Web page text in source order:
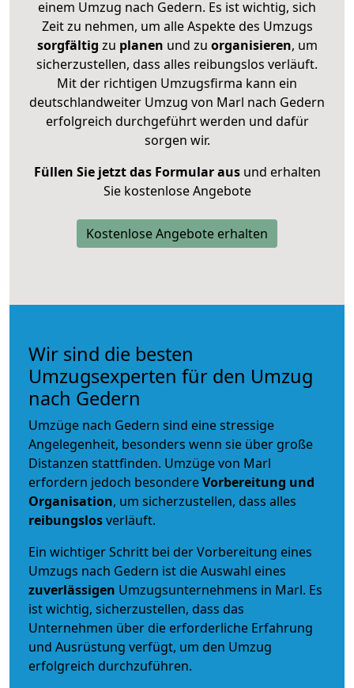
einem Umzug nach Gedern. Es ist wichtig, sich
Zeit zu nehmen, um alle Aspekte des Umzugs
sorgfältig zu planen und zu organisieren, um
sicherzustellen, dass alles reibungslos verläuft.
Mit der richtigen Umzugsfirma kann ein
deutschlandweiter Umzug von Marl nach Gedern
erfolgreich durchgeführt werden und dafür
sorgen wir.
Füllen Sie jetzt das Formular ausund erhalten
Sie kostenlose Angebote
Kostenlose Angebote erhalten
Wir sind die besten
Umzugsexperten für den Umzug
nach Gedern
Umzüge nach Gedern sind eine stressige
Angelegenheit, besonders wenn sie über große
Distanzen stattfinden. Umzüge von Marl
erfordern jedoch besondereVorbereitung und
Organisation, um sicherzustellen, dass alles
reibungslosverläuft.
Ein wichtiger Schritt bei der Vorbereitung eines
Umzugs nach Gedern ist die Auswahl eines
zuverlässigen Umzugsunternehmens in Marl. Es
ist wichtig, sicherzustellen, dass das
Unternehmen über die erforderliche Erfahrung
und Ausrüstung verfügt, um den Umzug
erfolgreich durchzuführen.